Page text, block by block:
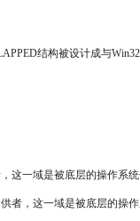
结构被设计成与
一域是被底层的操作系
，这一域是被底层的操